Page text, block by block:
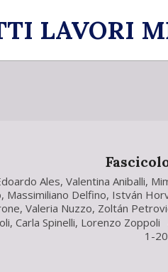
LAVORI
Ales, Valentina Aniballi,
, Massimiliano Delfino, István
, Valeria Nuzzo, Zoltán
, Carla Spinelli, Lorenzo Zoppoli
1-